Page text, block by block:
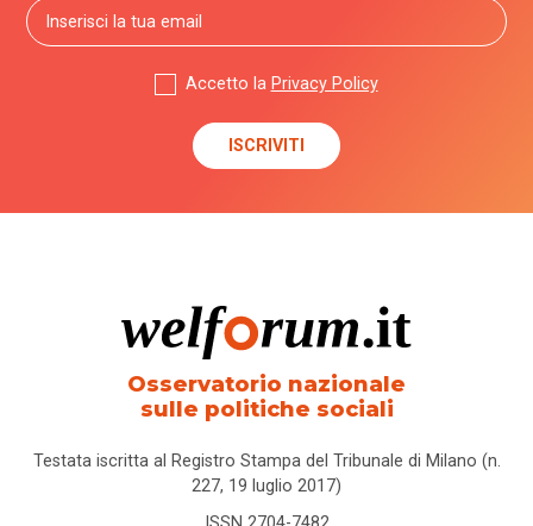
Accetto la Privacy Policy
Osservatorio nazionale
sulle politiche sociali
Testata iscritta al Registro Stampa del Tribunale di Milano (n.
227, 19 luglio 2017)